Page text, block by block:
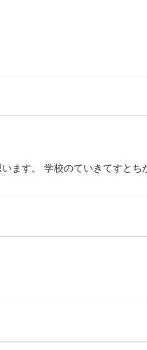
ます。 学校のていきてすと